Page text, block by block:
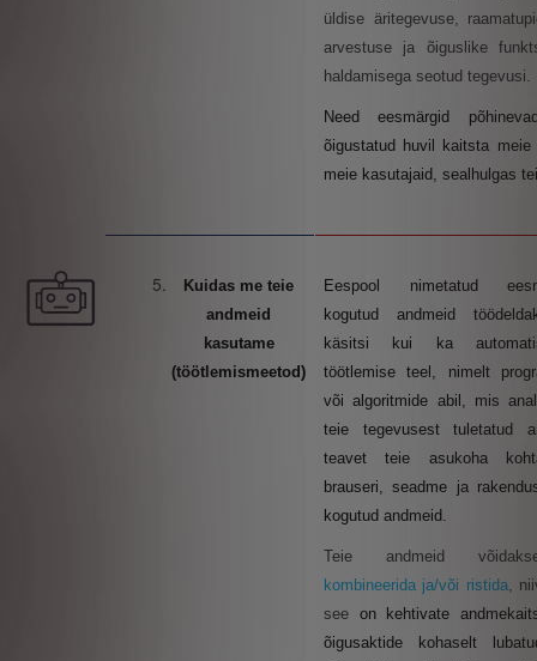
üldise äritegevuse,
arvestuse ja õiguslike
haldamisega seotud tegevusi.
Need eesmärgid
õigustatud huvil kaitsta meie
meie kasutajaid, sealhulgas
Kuidas me teie
andmeid
kasutame
(töötlemismeetod)
Eespool nimetatud
kogutud andmeid
käsitsi kui ka
töötlemise teel, nimelt
või algoritmide abil, mis
teie tegevusest tuletatud
teavet teie asukoha
brauseri, seadme ja
kogutud andmeid.
Teie andmeid
kombineerida ja/või ristida,
see on kehtivate
õigusaktide kohaselt